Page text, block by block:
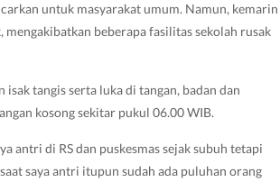
untuk masyarakat umum. Namun, kemarin
mengakibatkan beberapa fasilitas sekolah rusak
isak tangis serta luka di tangan, badan dan
kosong sekitar pukul 06.00 WIB.
antri di RS dan puskesmas sejak subuh tetapi
saya antri itupun sudah ada puluhan orang